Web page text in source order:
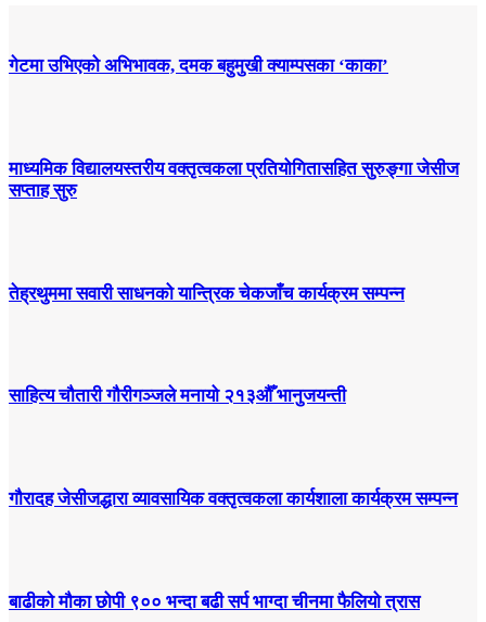
गेटमा उभिएको अभिभावक, दमक बहुमुखी क्याम्पसका ‘काका’
माध्यमिक विद्यालयस्तरीय वक्तृत्वकला प्रतियोगितासहित सुरुङ्गा जेसीज
सप्ताह सुरु
तेह्रथुममा सवारी साधनको यान्त्रिक चेकजाँच कार्यक्रम सम्पन्न
साहित्य चौतारी गौरीगञ्जले मनायो २१३औँ भानुजयन्ती
गौरादह जेसीजद्धारा व्यावसायिक वक्तृत्वकला कार्यशाला कार्यक्रम सम्पन्न
बाढीको मौका छोपी ९०० भन्दा बढी सर्प भाग्दा चीनमा फैलियो त्रास